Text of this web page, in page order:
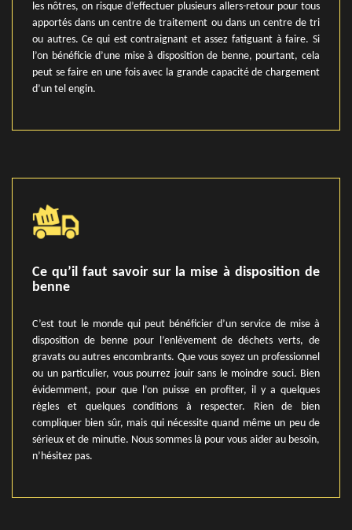
les nôtres, on risque d’effectuer plusieurs allers-retour pour tous
apportés dans un centre de traitement ou dans un centre de tri
ou autres. Ce qui est contraignant et assez fatiguant à faire. Si
l’on bénéficie d’une mise à disposition de benne, pourtant, cela
peut se faire en une fois avec la grande capacité de chargement
d’un tel engin.
Ce qu’il faut savoir sur la mise à disposition de
benne
C’est tout le monde qui peut bénéficier d’un service de mise à
disposition de benne pour l’enlèvement de déchets verts, de
gravats ou autres encombrants. Que vous soyez un professionnel
ou un particulier, vous pourrez jouir sans le moindre souci. Bien
évidemment, pour que l’on puisse en profiter, il y a quelques
règles et quelques conditions à respecter. Rien de bien
compliquer bien sûr, mais qui nécessite quand même un peu de
sérieux et de minutie. Nous sommes là pour vous aider au besoin,
n’hésitez pas.